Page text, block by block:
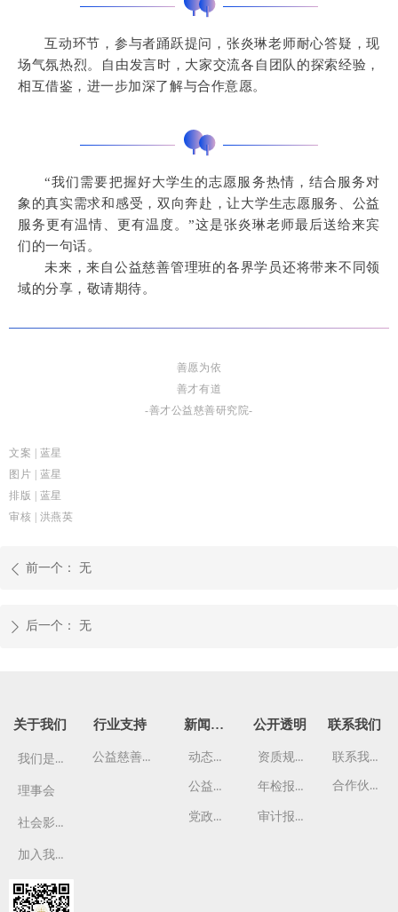
互动环节，参与者踊跃提问，张炎琳老师耐心答疑，现
场气氛热烈。自由发言时，大家交流各自团队的探索经验，
相互借鉴，进一步加深了解与合作意愿。
“我们需要把握好大学生的志愿服务热情，结合服务对
象的真实需求和感受，双向奔赴，让大学生志愿服务、公益
服务更有温情、更有温度。”这是张炎琳老师最后送给来宾
们的一句话。
未来，来自公益慈善管理班的各界学员还将带来不同领
域的分享，敬请期待。
善愿为依
善才有道
-善才公益慈善研究院-
文案 | 蓝星
图片 | 蓝星
排版 | 蓝星
审核 | 洪燕英
ꄴ 前一个： 无
ꄲ 后一个： 无
我们是谁
理事会
社会影响
加入我们
公益慈善管理班
动态资讯
公益故事
党政要闻
资质规章
年检报告
审计报告
联系我们
合作伙伴
关于我们 行业支持 新闻资讯 公开透明 联系我们